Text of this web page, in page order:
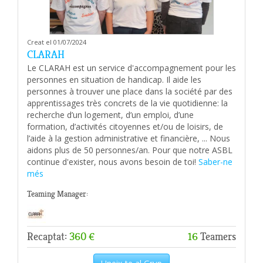
Creat el 01/07/2024
CLARAH
Le CLARAH est un service d'accompagnement pour les
personnes en situation de handicap. Il aide les
personnes à trouver une place dans la société par des
apprentissages très concrets de la vie quotidienne: la
recherche d’un logement, d’un emploi, d’une
formation, d’activités citoyennes et/ou de loisirs, de
l’aide à la gestion administrative et financière, ... Nous
aidons plus de 50 personnes/an. Pour que notre ASBL
continue d'exister, nous avons besoin de toi! Saber-ne
més
Teaming Manager:
Recaptat: 360 € 16Teamers